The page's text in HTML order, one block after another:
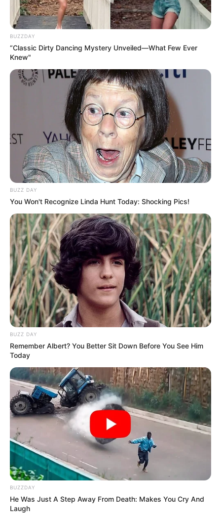
BUZZDAY
“Classic Dirty Dancing Mystery Unveiled—What Few Ever
Knew"
BUZZ DAY
You Won't Recognize Linda Hunt Today: Shocking Pics!
BUZZ DAY
Remember Albert? You Better Sit Down Before You See Him
Today
BUZZDAY
He Was Just A Step Away From Death: Makes You Cry And
Laugh